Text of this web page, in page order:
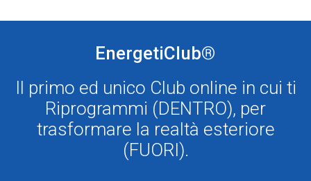
EnergetiClub®
Il primo ed unico Club online in cui ti
Riprogrammi (DENTRO), per
trasformare la realtà esteriore
(FUORI).